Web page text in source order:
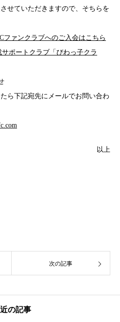
せていただきますので、そちらを
ファンクラブへのご入会はこちら
ポートクラブ「びわっ子クラ
ら下記宛先にメールでお問い合わ
以上
次の記事
の記事